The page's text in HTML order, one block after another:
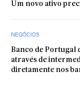
Um novo ativo
NEGÓCIOS
Banco de Portugal
através de
diretamente nos